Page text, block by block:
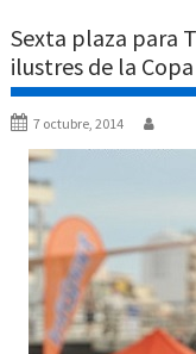
Sexta plaza para
ilustres de la
7 octubre, 2014